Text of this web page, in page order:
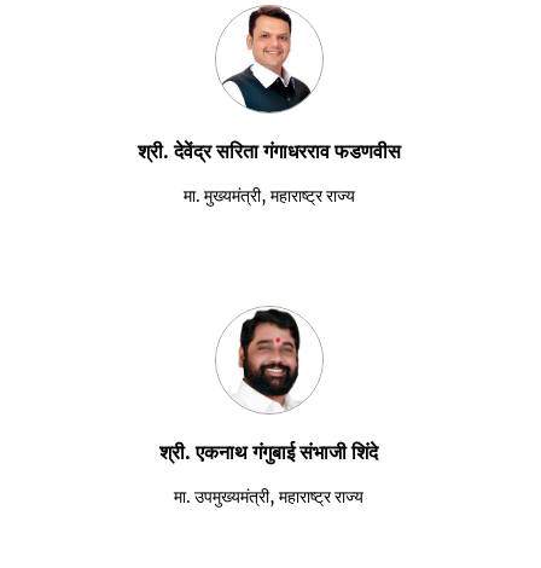
श्री. देवेंद्र सरिता गंगाधरराव फडणवीस
मा. मुख्यमंत्री, महाराष्ट्र राज्य
श्री. एकनाथ गंगुबाई संभाजी शिंदे
मा. उपमुख्यमंत्री, महाराष्ट्र राज्य